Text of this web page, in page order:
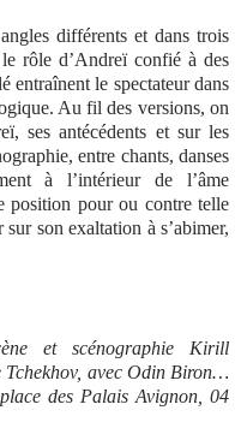
différents et dans trois
rôle d’Andreï confié à des
entraînent le spectateur dans
Au fil des versions, on
ses antécédents et sur les
entre chants, danses
à l’intérieur de l’âme
position pour ou contre telle
son exaltation à s’abimer,
et scénographie Kirill
Tchekhov, avec Odin Biron…
des Palais Avignon, 04